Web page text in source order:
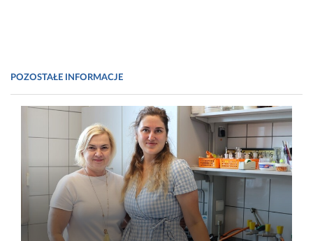
POZOSTAŁE INFORMACJE